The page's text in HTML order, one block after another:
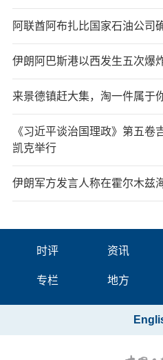
阿联酋阿布扎比国家石油公司
伊朗阿巴斯港以西发生五次爆
来景德镇赶大集，淘一件属于
《习近平谈治国理政》第五卷
凯克举行
伊朗军方发言人称在霍尔木兹
时评 资讯
专栏 地方